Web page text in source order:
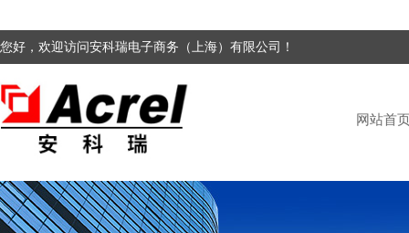
您好，欢迎访问安科瑞电子商务（上海）有限公司！
网站首